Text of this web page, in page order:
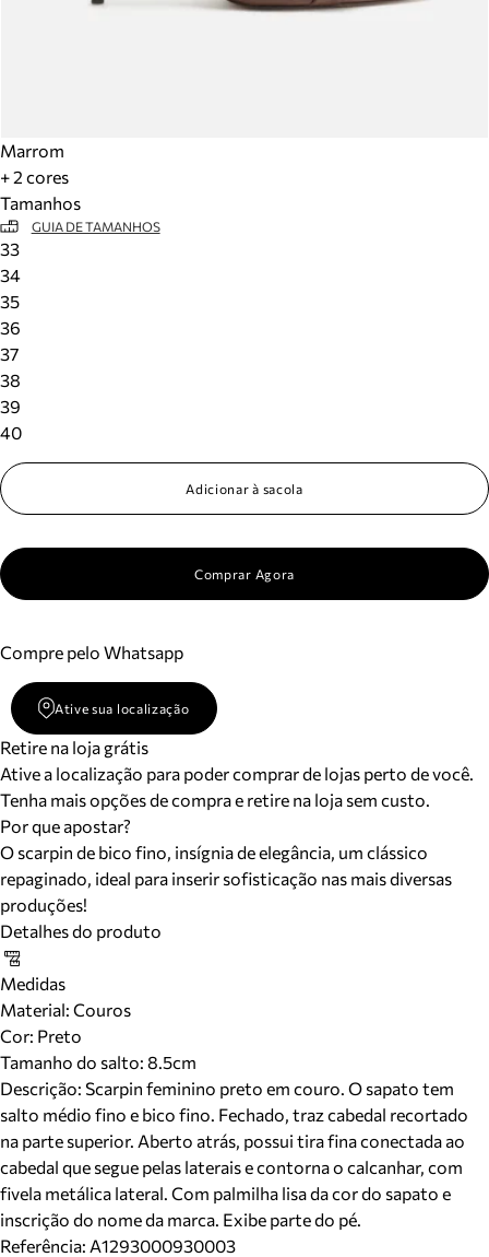
Marrom
+ 2 cores
Tamanhos
GUIA DE TAMANHOS
33
34
35
36
37
38
39
40
Adicionar à sacola
Comprar Agora
Compre pelo Whatsapp
Ative sua localização
Retire na loja grátis
Ative a localização para poder comprar de lojas perto de você.
Tenha mais opções de compra e retire na loja sem custo.
Por que apostar?
O scarpin de bico fino, insígnia de elegância, um clássico
repaginado, ideal para inserir sofisticação nas mais diversas
produções!
Detalhes do produto
Medidas
Material: Couros
Cor: Preto
Tamanho do salto: 8.5cm
Descrição: Scarpin feminino preto em couro. O sapato tem
salto médio fino e bico fino. Fechado, traz cabedal recortado
na parte superior. Aberto atrás, possui tira fina conectada ao
cabedal que segue pelas laterais e contorna o calcanhar, com
fivela metálica lateral. Com palmilha lisa da cor do sapato e
inscrição do nome da marca. Exibe parte do pé.
Referência: A1293000930003